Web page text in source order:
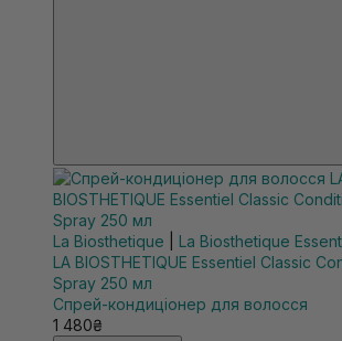
La Biosthetique
La Biosthetique
LA BIOSTHETIQUE Essentiel Classic
Spray 250 мл
Спрей-кондиціонер для волосся
1 480₴